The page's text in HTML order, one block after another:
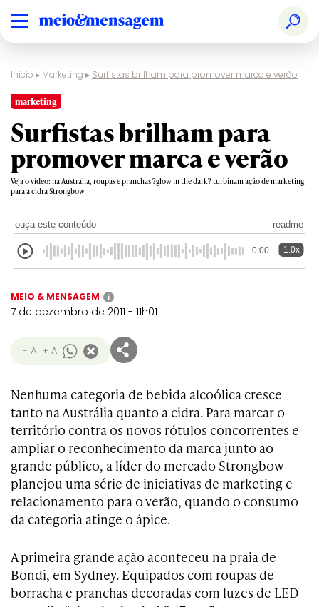
Início ▸ Marketing ▸ Surfistas brilham para promover marca e verão
marketing
Surfistas brilham para
promover marca e verão
Veja o vídeo: na Austrália, roupas e pranchas ?glow in the dark? turbinam ação de marketing
para a cidra Strongbow
ouça este conteúdo readme
0:00 1.0x
MEIO & MENSAGEM i
7 de dezembro de 2011 - 11h01
- A + A
Nenhuma categoria de bebida alcoólica cresce
tanto na Austrália quanto a cidra. Para marcar o
território contra os novos rótulos concorrentes e
ampliar o reconhecimento da marca junto ao
grande público, a líder do mercado Strongbow
planejou uma série de iniciativas de marketing e
relacionamento para o verão, quando o consumo
da categoria atinge o ápice.
A primeira grande ação aconteceu na praia de
Bondi, em Sydney. Equipados com roupas de
borracha e pranchas decoradas com luzes de LED